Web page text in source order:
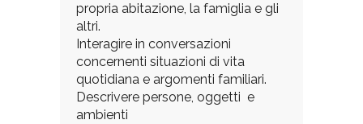
propria abitazione, la famiglia e gli
altri.
Interagire in conversazioni
concernenti situazioni di vita
quotidiana e argomenti familiari.
Descrivere persone, oggetti e
ambienti